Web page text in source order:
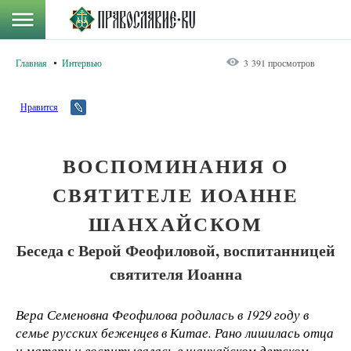
Главная Интервью 3 391 просмотров
Нравится
ВОСПОМИНАНИЯ О
СВЯТИТЕЛЕ ИОАННЕ
ШАНХАЙСКОМ
Беседа с Верой Феофиловой, воспитанницей
святителя Иоанна
Вера Семеновна Феофилова родилась в 1929 году в
семье русских беженцев в Китае. Рано лишилась отца